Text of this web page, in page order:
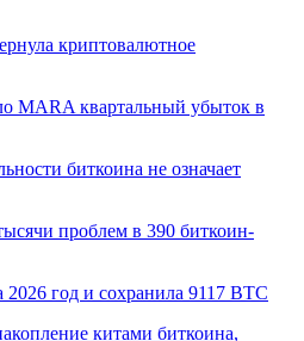
криптовалютное
MARA квартальный убыток в
биткоина не означает
проблем в 390 биткоин-
год и сохранила 9117 BTC
китами биткоина,